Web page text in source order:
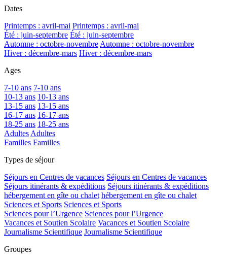
Dates
Printemps : avril-mai Printemps : avril-mai
Été : juin-septembre Été : juin-septembre
Automne : octobre-novembre Automne : octobre-novembre
Hiver : décembre-mars Hiver : décembre-mars
Ages
7-10 ans 7-10 ans
10-13 ans 10-13 ans
13-15 ans 13-15 ans
16-17 ans 16-17 ans
18-25 ans 18-25 ans
Adultes Adultes
Familles Familles
Types de séjour
Séjours en Centres de vacances Séjours en Centres de vacances
Séjours itinérants & expéditions Séjours itinérants & expéditions
hébergement en gîte ou chalet hébergement en gîte ou chalet
Sciences et Sports Sciences et Sports
Sciences pour l’Urgence Sciences pour l’Urgence
Vacances et Soutien Scolaire Vacances et Soutien Scolaire
Journalisme Scientifique Journalisme Scientifique
Groupes